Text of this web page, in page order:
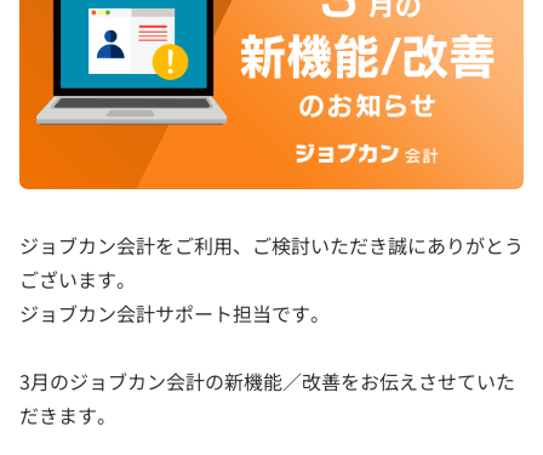
ジョブカン会計をご利用、ご検討いただき誠にありがとう
ございます。
ジョブカン会計サポート担当です。
3月のジョブカン会計の新機能／改善をお伝えさせていた
だきます。